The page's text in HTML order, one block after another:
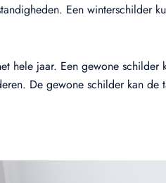
Een winterschilder
hele jaar. Een gewone
De gewone schilder kan